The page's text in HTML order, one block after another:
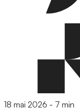
18 mai 2026 - 7 min